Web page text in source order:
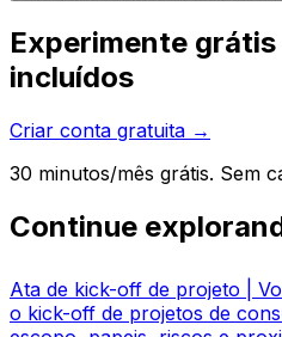
Experimente
incluídos
Criar conta gratuita →
30 minutos/mês grátis. Sem
Continue
Ata de kick-off de projeto |
o kick-off de projetos de